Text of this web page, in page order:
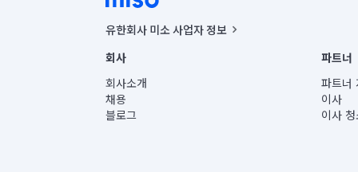
유한회사 미소 사업자 정보
사업자등록번호 : 291-87-00271 | 인허가번호 : 2016-
통신판매신고번호 : 2024-서울종로-1400(공정거래위원회
대표이사 : CHING VICTOR COLUMBIA RHEE
주소 | 본사: 서울특별시 종로구 율곡로 6(중학동, 트윈트
컨택센터 : 서울특별시 종로구 수송동 율곡로 24, 7층, 8층
회사
회사소개
채용
블로그
파트너
파트너
이사
이사